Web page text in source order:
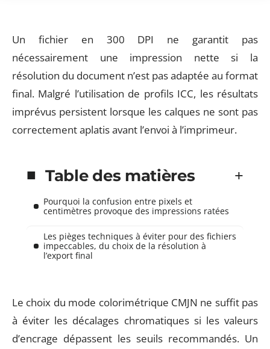
Un fichier en 300 DPI ne garantit pas
nécessairement une impression nette si la
résolution du document n’est pas adaptée au format
final. Malgré l’utilisation de profils ICC, les résultats
imprévus persistent lorsque les calques ne sont pas
correctement aplatis avant l’envoi à l’imprimeur.
Table des matières
Pourquoi la confusion entre pixels et
centimètres provoque des impressions ratées
Les pièges techniques à éviter pour des fichiers
impeccables, du choix de la résolution à
l’export final
Le choix du mode colorimétrique CMJN ne suffit pas
à éviter les décalages chromatiques si les valeurs
d’encrage dépassent les seuils recommandés. Un